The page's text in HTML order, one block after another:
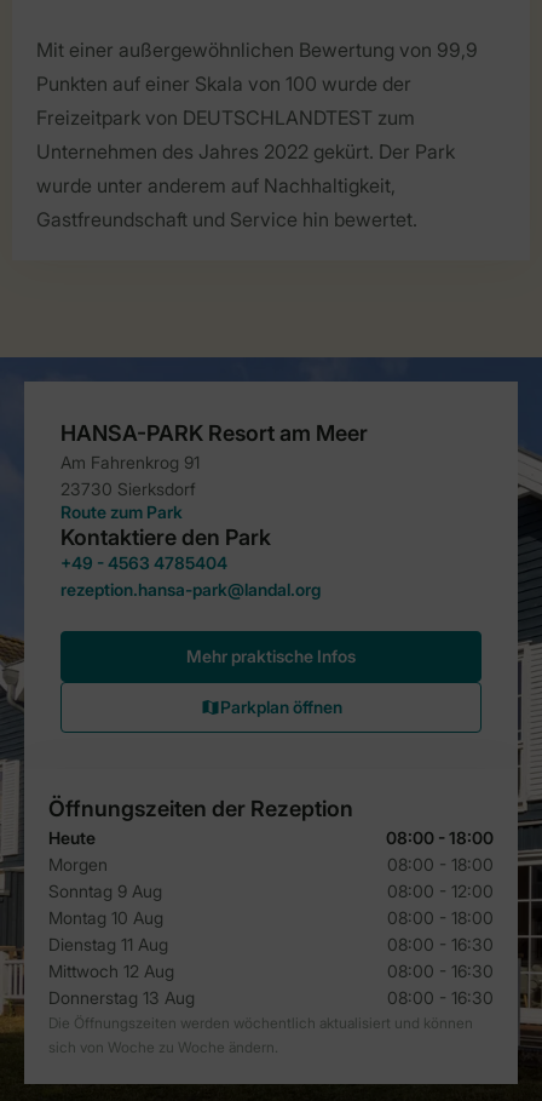
Mit einer außergewöhnlichen Bewertung von 99,9
Punkten auf einer Skala von 100 wurde der
Freizeitpark von DEUTSCHLANDTEST zum
Unternehmen des Jahres 2022 gekürt. Der Park
wurde unter anderem auf Nachhaltigkeit,
Gastfreundschaft und Service hin bewertet.